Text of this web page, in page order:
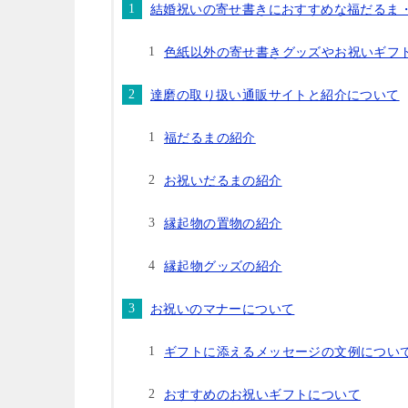
結婚祝いの寄せ書きにおすすめな福だるま
色紙以外の寄せ書きグッズやお祝いギフ
達磨の取り扱い通販サイトと紹介について
福だるまの紹介
お祝いだるまの紹介
縁起物の置物の紹介
縁起物グッズの紹介
お祝いのマナーについて
ギフトに添えるメッセージの文例につい
おすすめのお祝いギフトについて